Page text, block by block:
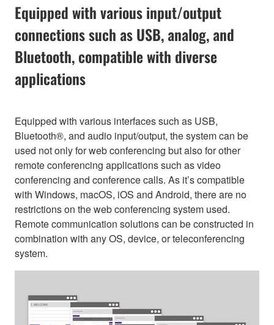
Equipped with various input/output
connections such as USB, analog, and
Bluetooth, compatible with diverse
applications
Equipped with various interfaces such as USB,
Bluetooth®, and audio input/output, the system can be
used not only for web conferencing but also for other
remote conferencing applications such as video
conferencing and conference calls. As it’s compatible
with Windows, macOS, iOS and Android, there are no
restrictions on the web conferencing system used.
Remote communication solutions can be constructed in
combination with any OS, device, or teleconferencing
system.